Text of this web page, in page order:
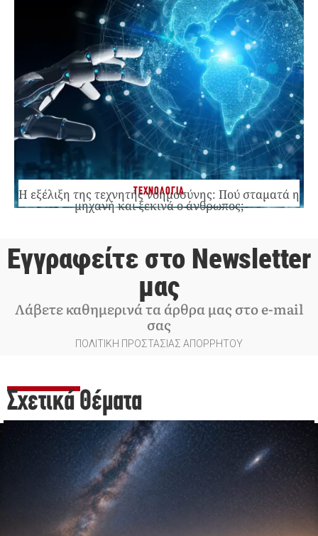
ΤΕΧΝΟΛΟΓΙΑ
Η εξέλιξη της τεχνητής νοημοσύνης: Πού σταματά η
μηχανή και ξεκινά ο άνθρωπος;
Εγγραφείτε στο Newsletter
μας
Λάβετε καθημερινά τα άρθρα μας στο e-mail
σας
ΠΟΛΙΤΙΚΗ ΠΡΟΣΤΑΣΙΑΣ ΑΠΟΡΡΗΤΟΥ
Σχετικά Θέματα